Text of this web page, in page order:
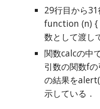
29行目から
function (n) {
数として渡し
関数calcの中
引数の関数f
の結果を
示している．